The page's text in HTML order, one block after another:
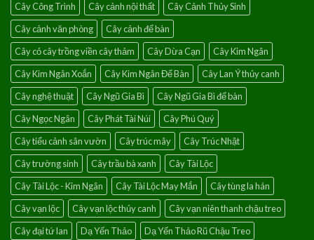
Cây Công Trình
Cây cảnh nội thất
Cây Cảnh Thủy Sinh
Cây cảnh văn phòng
Cây cảnh để bàn
Cây cỏ cây trồng viền cây thảm
Cây Dừa Cạn
Cây Kim Ngân
Cây Kim Ngân Xoắn
Cây Kim Ngân Để Bàn
Cây Lan Ý thủy canh
Cây nghệ thuật
Cây Ngũ Gia Bì
Cây Ngũ Gia Bì để bàn
Cây Ngọc Ngân
Cây Phát Tài Núi
Cây Phú Quý
Cây tiểu cảnh sân vườn
Cây trúc mây
Cây Trúc Nhật
Cây trường sinh
Cây trầu bà xanh
Cây Tài Lộc
Cây Tài Lộc - Kim Ngân
Cây Tài Lộc May Mắn
Cây tùng la hán
Cây vạn lộc
Cây vạn lộc thủy canh
Cây vạn niên thanh chậu treo
Cây đại tứ lan
Dạ Yến Thảo Dạ Yến Thảo Rũ Chậu Treo